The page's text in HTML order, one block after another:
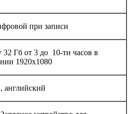
при записи
32 Гб от 3 до 10-ти часов в
1920х1080
английский